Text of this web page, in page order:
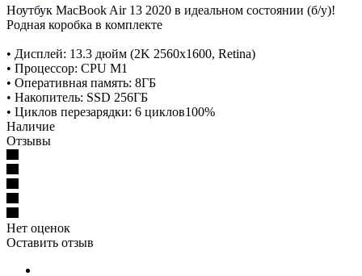
Ноутбук MacBook Air 13 2020 в идеальном состоянии (б/у)!
Родная коробка в комплекте
• Дисплей: 13.3 дюйм (2K 2560x1600, Retina)
• Процессор: CPU M1
• Оперативная память: 8ГБ
• Накопитель: SSD 256ГБ
• Циклов перезарядки: 6 циклов100%
Наличие
Отзывы
Нет оценок
Оставить отзыв